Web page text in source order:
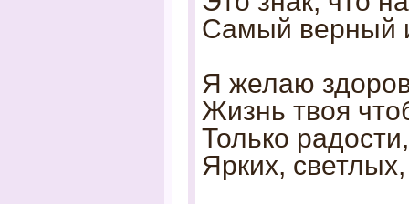
Самый верный
Я желаю
Жизнь твоя
Только
Ярких,